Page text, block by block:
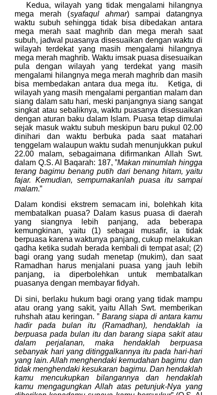
Kedua, wilayah yang tidak mengalami hilangnya
mega merah (syafaqul ahmar) sampai datangnya
waktu subuh sehingga tidak bisa dibedakan antara
mega merah saat maghrib dan mega merah saat
subuh, jadwal puasanya disesuaikan dengan waktu di
wilayah terdekat yang masih mengalami hilangnya
mega merah maghrib. Waktu imsak puasa disesuaikan
pula dengan wilayah yang terdekat yang masih
mengalami hilangnya mega merah maghrib dan masih
bisa membedakan antara dua mega itu. Ketiga, di
wilayah yang masih mengalami pergantian malam dan
siang dalam satu hari, meski panjangnya siang sangat
singkat atau sebaliknya, waktu puasanya disesuaikan
dengan aturan baku dalam Islam. Puasa tetap dimulai
sejak masuk waktu subuh meskipun baru pukul 02.00
dinihari dan waktu berbuka pada saat matahari
tenggelam walaupun waktu sudah menunjukkan pukul
22.00 malam, sebagaimana difirmankan Allah Swt.
dalam Q.S. Al Baqarah: 187, ”Makan minumlah hingga
terang bagimu benang putih dari benang hitam, yaitu
fajar. Kemudian, sempurnakanlah puasa itu sampai
malam.”
Dalam kondisi ekstrem semacam ini, bolehkah kita
membatalkan puasa? Dalam kasus puasa di daerah
yang siangnya lebih panjang, ada beberapa
kemungkinan, yaitu (1) sebagai musafir, ia tidak
berpuasa karena waktunya panjang, cukup melakukan
qadha ketika sudah berada kembali di tempat asal; (2)
bagi orang yang sudah menetap (mukim), dan saat
Ramadhan harus menjalani puasa yang jauh lebih
panjang, ia diperbolehkan untuk membatalkan
puasanya dengan membayar fidyah.
Di sini, berlaku hukum bagi orang yang tidak mampu
atau orang yang sakit, yaitu Allah Swt. memberikan
ruhshah atau keringan. ” Barang siapa di antara kamu
hadir pada bulan itu (Ramadhan), hendaklah ia
berpuasa pada bulan itu dan barang siapa sakit atau
dalam perjalanan, maka hendaklah berpuasa
sebanyak hari yang ditinggalkannya itu pada hari-hari
yang lain. Allah menghendaki kemudahan bagimu dan
tidak menghendaki kesukaran bagimu. Dan hendaklah
kamu mencukupkan bilangannya dan hendaklah
kamu mengagungkan Allah atas petunjuk-Nya yang